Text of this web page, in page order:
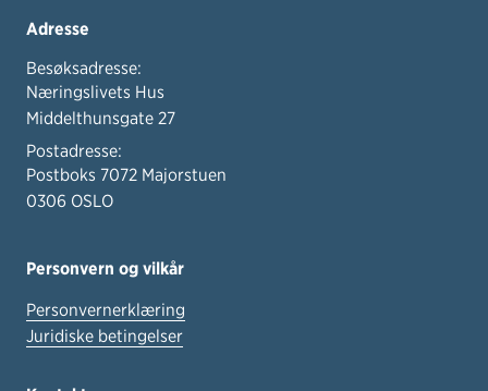
Adresse
Besøksadresse:
Næringslivets Hus
Middelthunsgate 27
Postadresse:
Postboks 7072 Majorstuen
0306 OSLO
Personvern og vilkår
Personvernerklæring
Juridiske betingelser